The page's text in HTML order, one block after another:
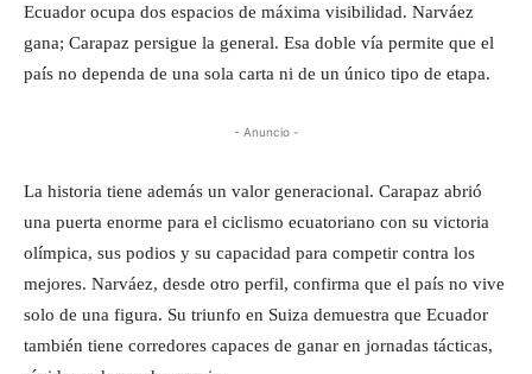
Ecuador ocupa dos espacios de máxima visibilidad. Narváez
gana; Carapaz persigue la general. Esa doble vía permite que el
país no dependa de una sola carta ni de un único tipo de etapa.
- Anuncio -
La historia tiene además un valor generacional. Carapaz abrió
una puerta enorme para el ciclismo ecuatoriano con su victoria
olímpica, sus podios y su capacidad para competir contra los
mejores. Narváez, desde otro perfil, confirma que el país no vive
solo de una figura. Su triunfo en Suiza demuestra que Ecuador
también tiene corredores capaces de ganar en jornadas tácticas,